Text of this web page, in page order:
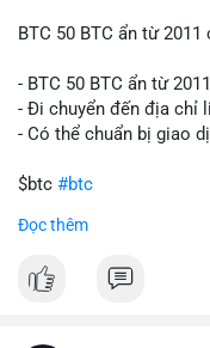
BTC 50 BTC ẩn từ
- BTC 50 BTC ẩn từ
- Đi chuyển đến địa chỉ
- Có thể chuẩn bị giao
$btc #btc
#vlikevn
📰 Nguồn: CoinDesk
Đọc thêm